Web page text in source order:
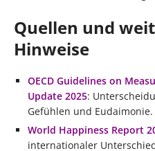
Quellen und
Hinweise
OECD Guidelines on
Update 2025:
Gefühlen und Eudaimonie.
World Happiness Report
internationaler